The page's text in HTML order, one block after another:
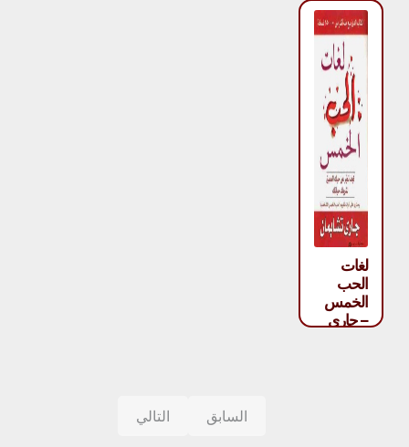
لغات
الحب
الخمس
– جاري
السابق التالي